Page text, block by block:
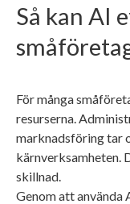
Så kan AI
För många
resurserna.
marknadsföring tar
kärnverksamheten.
skillnad.
Genom att